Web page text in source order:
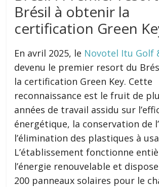
Brésil à obtenir la
certification Green
En avril 2025, le Novotel Itu Golf
devenu le premier resort du
la certification Green Key. Cette
reconnaissance est le fruit de
années de travail assidu sur
énergétique, la conservation de
l’élimination des plastiques à
L’établissement fonctionne
l’énergie renouvelable et
200 panneaux solaires pour le